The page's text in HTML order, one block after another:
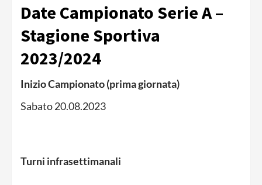
Date Campionato Serie A –
Stagione Sportiva
2023/2024
Inizio Campionato (prima giornata)
Sabato 20.08.2023
Turni infrasettimanali